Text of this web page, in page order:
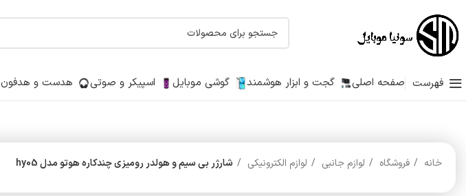
فهرست صفحه اصلی گجت و ابزار هوشمند گوشی موبایل اسپیکر و صوتی هدست و هدفون
خانه فروشگاه لوازم جانبی لوازم الکترونیکی شارژر بی سیم و هولدر رومیزی چندکاره هوتو مدل hy05